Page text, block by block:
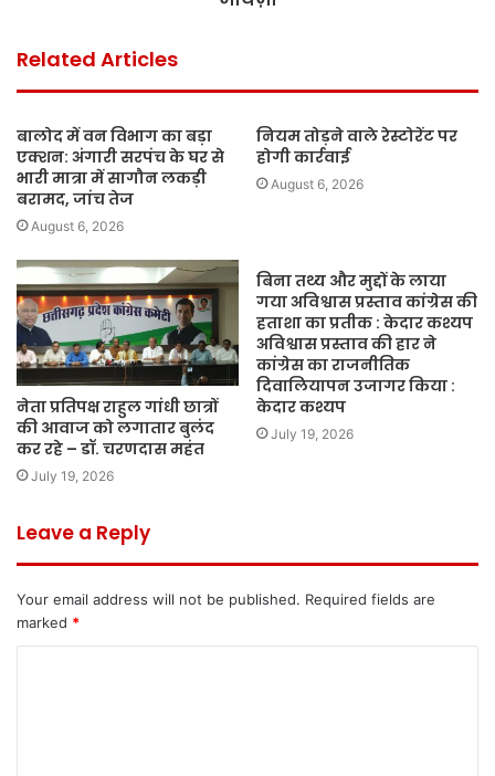
Related Articles
बालोद में वन विभाग का बड़ा
एक्शन: अंगारी सरपंच के घर से
भारी मात्रा में सागौन लकड़ी
बरामद, जांच तेज
August 6, 2026
नियम तोड़ने वाले रेस्टोरेंट पर
होगी कार्रवाई
August 6, 2026
नेता प्रतिपक्ष राहुल गांधी छात्रों
की आवाज को लगातार बुलंद
कर रहे – डॉ. चरणदास महंत
July 19, 2026
बिना तथ्य और मुद्दों के लाया
गया अविश्वास प्रस्ताव कांग्रेस की
हताशा का प्रतीक : केदार कश्यप
अविश्वास प्रस्ताव की हार ने
कांग्रेस का राजनीतिक
दिवालियापन उजागर किया :
केदार कश्यप
July 19, 2026
Leave a Reply
Your email address will not be published. Required fields are
marked *